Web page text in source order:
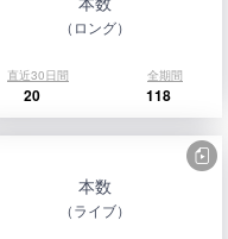
（ロング）
直近30日間 全期間
20 118
本数
（ライブ）